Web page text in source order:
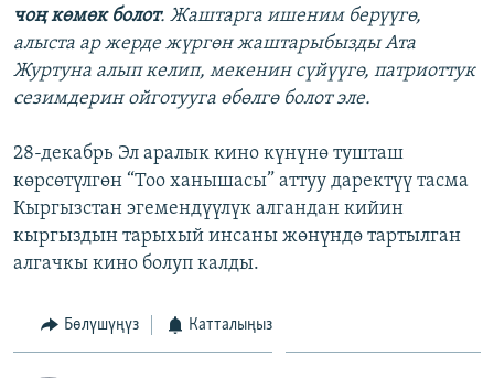
чоң көмөк болот. Жаштарга ишеним берүүгө,
алыста ар жерде жүргөн жаштарыбызды Ата
Журтуна алып келип, мекенин сүйүүгө, патриоттук
сезимдерин ойготууга өбөлгө болот эле.
28-декабрь Эл аралык кино күнүнө тушташ
көрсөтүлгөн “Тоо ханышасы” аттуу даректүү тасма
Кыргызстан эгемендүүлүк алгандан кийин
кыргыздын тарыхый инсаны жөнүндө тартылган
алгачкы кино болуп калды.
Бөлүшүңүз Катталыңыз